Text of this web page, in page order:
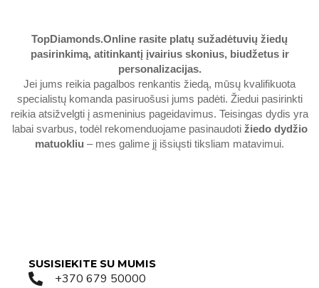
TopDiamonds.Online rasite platų sužadėtuvių žiedų
pasirinkimą, atitinkantį įvairius skonius, biudžetus ir
personalizacijas.
Jei jums reikia pagalbos renkantis žiedą, mūsų kvalifikuota
specialistų komanda pasiruošusi jums padėti. Žiedui pasirinkti
reikia atsižvelgti į asmeninius pageidavimus. Teisingas dydis yra
labai svarbus, todėl rekomenduojame pasinaudoti žiedo dydžio
matuokliu – mes galime jį išsiųsti tiksliam matavimui.
SUSISIEKITE SU MUMIS
+370 679 50000